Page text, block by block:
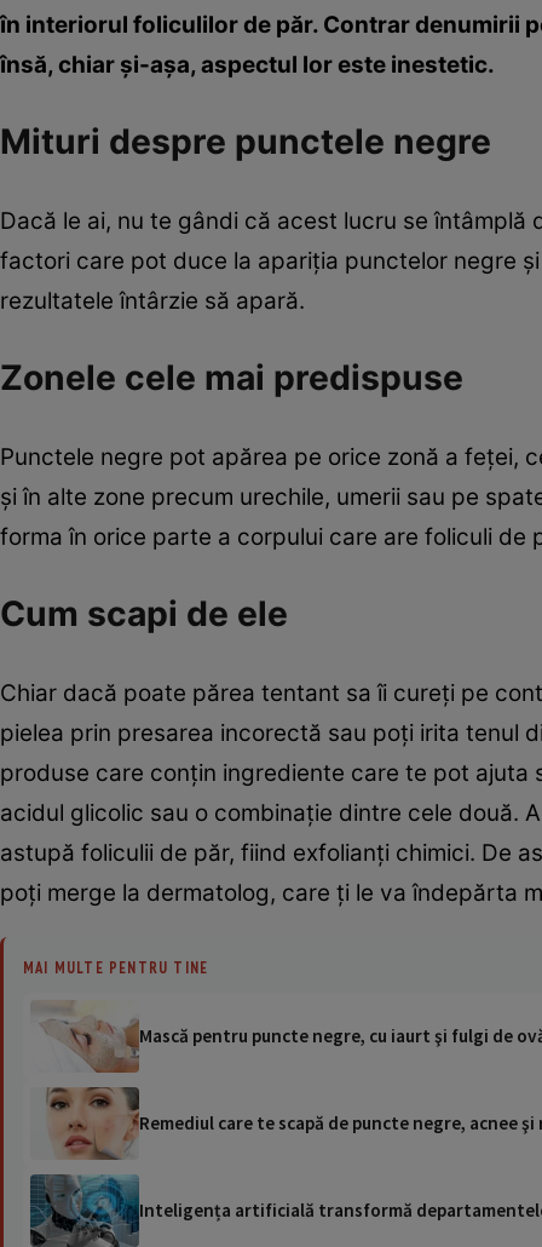
în interiorul foliculilor de păr. Contrar denumirii
însă, chiar şi-aşa, aspectul lor este inestetic.
Mituri despre punctele negre
Dacă le ai, nu te gândi că acest lucru se
factori care pot duce la apariţia punctelor negre
rezultatele întârzie să apară.
Zonele cele mai predispuse
Punctele negre pot apărea pe orice zonă a feţei,
şi în alte zone precum urechile, umerii sau pe
forma în orice parte a corpului care are foliculi de
Cum scapi de ele
Chiar dacă poate părea tentant sa îi cureţi pe
pielea prin presarea incorectă sau poţi irita tenul
produse care conţin ingrediente care te pot ajuta
acidul glicolic sau o combinaţie dintre cele două.
astupă foliculii de păr, fiind exfolianţi chimici. De
poţi merge la dermatolog, care ţi le va îndepărta
MAI MULTE PENTRU TINE
Mască pentru puncte negre, cu iaurt şi fulgi de
Remediul care te scapă de puncte negre, acnee
Inteligența artificială transformă